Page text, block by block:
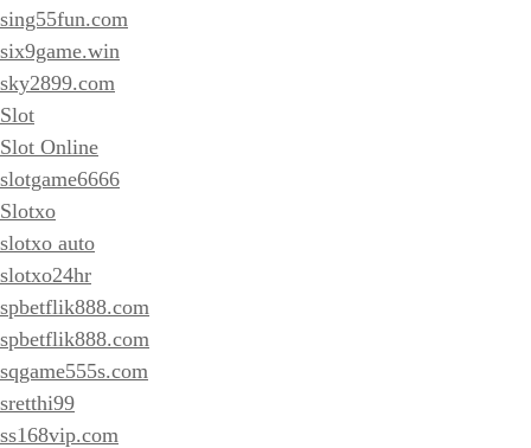
sing55fun.com
six9game.win
sky2899.com
Slot
Slot Online
slotgame6666
Slotxo
slotxo auto
slotxo24hr
spbetflik888.com
spbetflik888.com
sqgame555s.com
sretthi99
ss168vip.com